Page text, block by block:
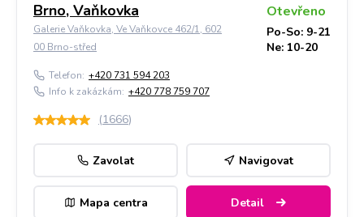
Brno, Vaňkovka
Galerie Vaňkovka, Ve Vaňkovce 462/1, 602
00 Brno-střed
Otevřeno
Po-So: 9-21
Ne: 10-20
Telefon: +420 731 594 203
Info k zakázkám: +420 778 759 707
(1666)
Zavolat Navigovat
Mapa centra Detail